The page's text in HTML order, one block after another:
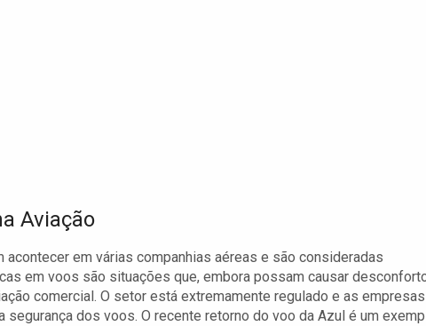
Aviação
em várias companhias aéreas e são consideradas
em voos são situações que, embora possam causar
comercial. O setor está extremamente regulado e as empresas
dos voos. O recente retorno do voo da Azul é um